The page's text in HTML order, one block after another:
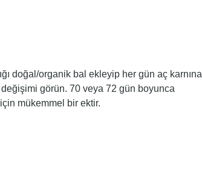
doğal/organik bal ekleyip her gün aç karnına
görün. 70 veya 72 gün boyunca
mükemmel bir ektir.